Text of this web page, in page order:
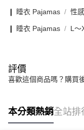
❙ 睡衣 Pajamas 性
❙ 睡衣 Pajamas L〜
評價
喜歡這個商品嗎？購買
本分類熱銷全站排